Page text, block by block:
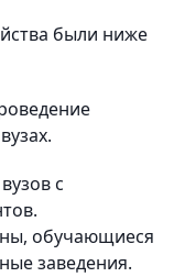
были ниже
с
обучающиеся
заведения.